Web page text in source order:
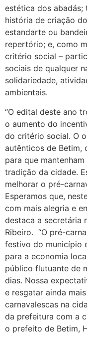
estética dos
história de criação
estandarte ou
repertório; e, como
critério social –
sociais de qualquer
solidariedade,
ambientais.
“O edital deste ano
o aumento do
do critério social. O
autênticos de Betim,
para que
tradição da cidade.
melhorar o pré-
Esperamos que,
com mais alegria e
destaca a secretária
Ribeiro. “O pré-
festivo do município
para a economia
público flutuante de
dias. Nossa
e resgatar ainda
carnavalescas na
da prefeitura com a
o prefeito de Betim,